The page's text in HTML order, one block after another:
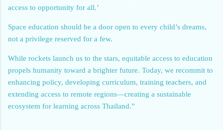
access to opportunity for all.’
Space education should be a door open to every child’s dreams,
not a privilege reserved for a few.
While rockets launch us to the stars, equitable access to education
propels humanity toward a brighter future. Today, we recommit to
enhancing policy, developing curriculum, training teachers, and
extending access to remote regions—creating a sustainable
ecosystem for learning across Thailand.”